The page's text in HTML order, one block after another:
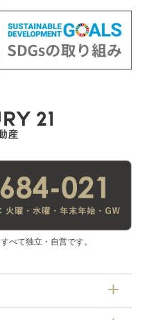
べて独立・自営です。